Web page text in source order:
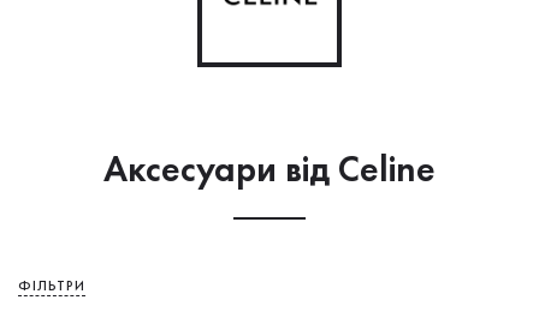
Аксесуари від Celine
ФІЛЬТРИ